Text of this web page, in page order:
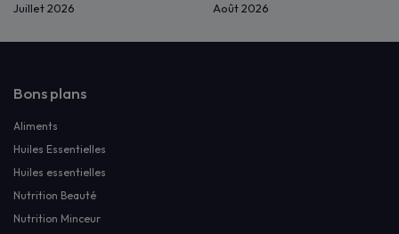
Juillet 2026
Août 2026
Bons plans
Aliments
Huiles Essentielles
Huiles essentielles
Nutrition Beauté
Nutrition Minceur